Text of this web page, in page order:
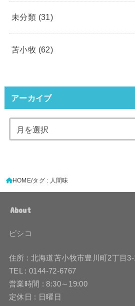
未分類 (31)
苫小牧 (62)
アーカイブ
HOME タグ : 人間味
About
ピシコ
住所 : 北海道苫小牧市豊川町2丁目
TEL : 0144-72-6767
営業時間 : 8:30～19:00
定休日 : 日曜日